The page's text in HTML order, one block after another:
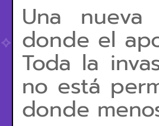
Una
donde el
Toda la
no está
donde